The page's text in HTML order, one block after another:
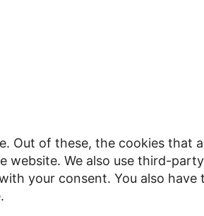
Out of these, the cookies that
We also use third-
your consent. You also